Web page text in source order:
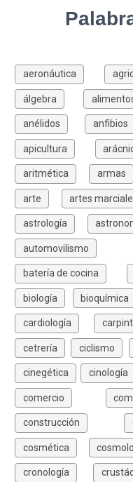
aeronáutica
álgebra
anélidos anfibios
apicultura
aritmética armas
arte artes
astrología
automovilismo
batería de cocina
biología bioquímica
cardiología
cetrería ciclismo
cinegética cinología
comercio
construcción
cosmética
cronología